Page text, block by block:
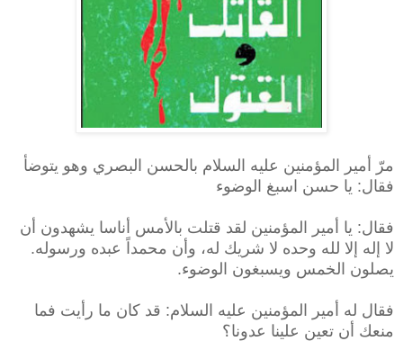
مرّ أمير المؤمنين عليه السلام بالحسن البصري وهو يتوضأ
فقال: يا حسن اسبغ الوضوء
فقال: يا أمير المؤمنين لقد قتلت بالأمس أناسا يشهدون أن
لا إله إلا لله وحده لا شريك له، وأن محمداً عبده ورسوله.
يصلون الخمس ويسبغون الوضوء.
فقال له أمير المؤمنين عليه السلام: قد كان ما رأيت فما
منعك أن تعين علينا عدونا؟